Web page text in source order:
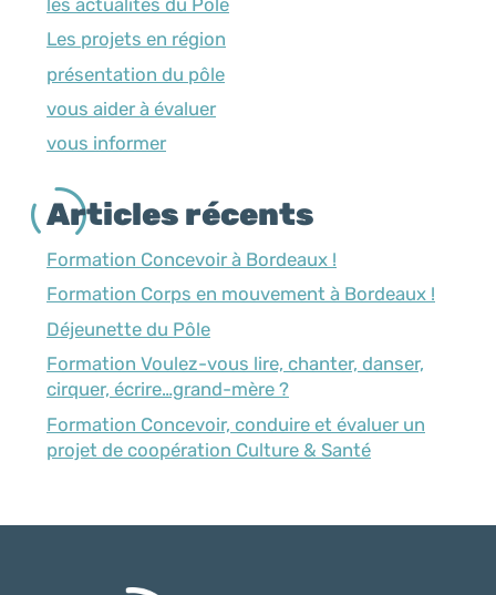
Les projets en région
présentation du pôle
vous aider à évaluer
vous informer
Articles récents
Formation Concevoir à Bordeaux !
Formation Corps en mouvement à Bordeaux !
Déjeunette du Pôle
Formation Voulez-vous lire, chanter, danser,
cirquer, écrire…grand-mère ?
Formation Concevoir, conduire et évaluer un
projet de coopération Culture & Santé